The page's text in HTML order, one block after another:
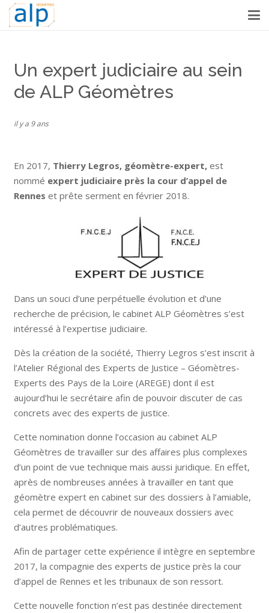
Un expert judiciaire au sein
de ALP Géomètres
il y a 9 ans
En 2017, Thierry Legros, géomètre-expert,est
nommé expert judiciaire près la cour d’appel de
Rennes et prête serment en février 2018.
Dans un souci d’une perpétuelle évolution et d’une
recherche de précision, le cabinet ALP Géomètres s’est
intéressé à l’expertise judiciaire.
Dès la création de la société, Thierry Legros s’est inscrit à
l’Atelier Régional des Experts de Justice – Géomètres-
Experts des Pays de la Loire (AREGE) dont il est
aujourd’hui le secrétaire afin de pouvoir discuter de cas
concrets avec des experts de justice.
Cette nomination donne l’occasion au cabinet ALP
Géomètres de travailler sur des affaires plus complexes
d’un point de vue technique mais aussi juridique. En effet,
après de nombreuses années à travailler en tant que
géomètre expert en cabinet sur des dossiers à l’amiable,
cela permet de découvrir de nouveaux dossiers avec
d’autres problématiques.
Afin de partager cette expérience il intègre en septembre
2017, la compagnie des experts de justice près la cour
d’appel de Rennes et les tribunaux de son ressort.
Cette nouvelle fonction n’est pas destinée directement